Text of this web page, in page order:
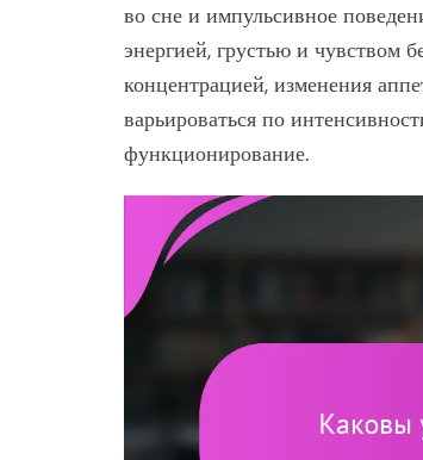
во сне и импульсивное
энергией, грустью и чувством
концентрацией, изменения
варьироваться по
функционирование.